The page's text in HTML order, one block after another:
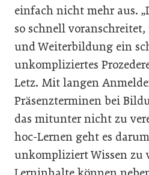
einfach nicht mehr aus.
so schnell
und Weiterbildung ein
unkompliziertes
Letz. Mit langen
Präsenzterminen bei
das mitunter nicht zu
hoc-Lernen geht es
unkompliziert Wissen zu